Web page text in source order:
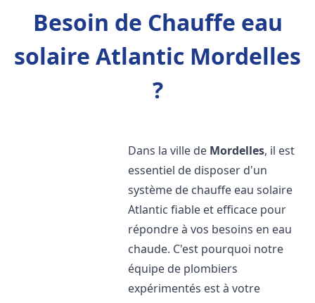
Besoin de Chauffe eau
solaire Atlantic Mordelles
?
Dans la ville de Mordelles, il est
essentiel de disposer d'un
système de chauffe eau solaire
Atlantic fiable et efficace pour
répondre à vos besoins en eau
chaude. C'est pourquoi notre
équipe de plombiers
expérimentés est à votre